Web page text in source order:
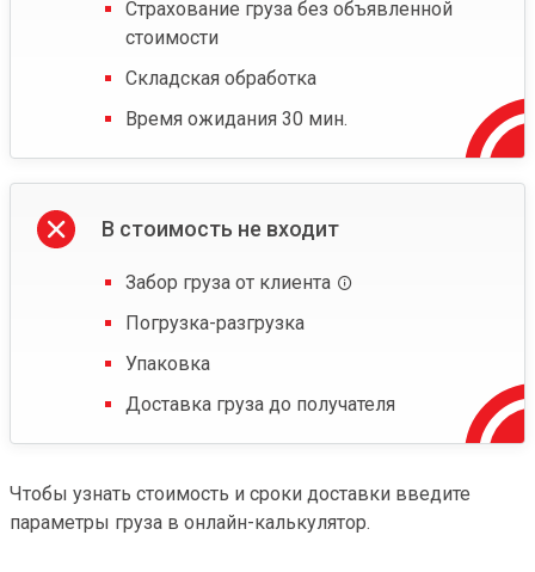
Страхование груза без объявленной
стоимости
Складская обработка
Время ожидания 30 мин.
В стоимость не входит
Забор груза от клиента
Погрузка-разгрузка
Упаковка
Доставка груза до получателя
Чтобы узнать стоимость и сроки доставки введите
параметры груза в онлайн-калькулятор.